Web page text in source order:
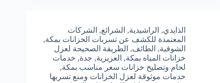
الذايدي, الراشيدية, الشرائع, الشركات
المعتمدة للكشف عن تسربات الخزانات بمكة,
الشوقية, الطائف, الطريقة الصحيحة لعزل
خزانات المياه بمكة, العزيزية, جدة, خدمات
لحام وتصليح خزانات سعر مناسب بمكة,
خدمات موثوقة لعزل الخزانات ومنع تسربها